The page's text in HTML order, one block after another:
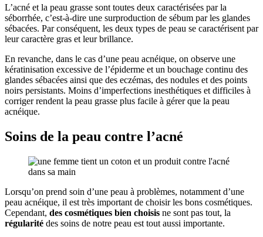
L’acné et la peau grasse sont toutes deux caractérisées par la
séborrhée, c’est-à-dire une surproduction de sébum par les glandes
sébacées. Par conséquent, les deux types de peau se caractérisent par
leur caractère gras et leur brillance.
En revanche, dans le cas d’une peau acnéique, on observe une
kératinisation excessive de l’épiderme et un bouchage continu des
glandes sébacées ainsi que des eczémas, des nodules et des points
noirs persistants. Moins d’imperfections inesthétiques et difficiles à
corriger rendent la peau grasse plus facile à gérer que la peau
acnéique.
Soins de la peau contre l’acné
Lorsqu’on prend soin d’une peau à problèmes, notamment d’une
peau acnéique, il est très important de choisir les bons cosmétiques.
Cependant, des cosmétiques bien choisis ne sont pas tout, la
régularité des soins de notre peau est tout aussi importante.